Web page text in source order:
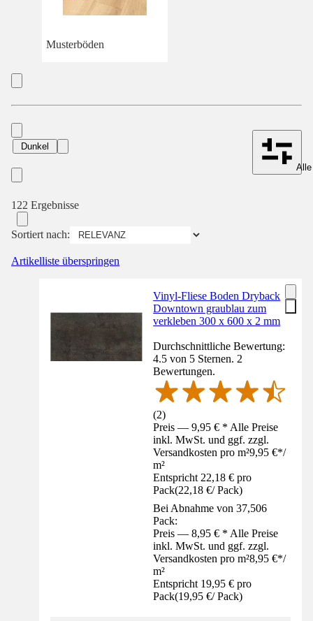
Musterböden
Dunkel
122 Ergebnisse
Sortiert nach:
Artikelliste überspringen
Vinyl-Fliese Boden Dryback
Downtown graublau zum
verkleben 300 x 600 x 2 mm
Durchschnittliche Bewertung:
4.5 von 5 Sternen. 2
Bewertungen.
(2)
Preis — 9,95 € * Alle Preise
inkl. MwSt. und ggf. zzgl.
Versandkosten pro m²9,95 €*/
m²
Entspricht 22,18 € pro
Pack(22,18 €/ Pack)
Bei Abnahme von 37,506
Pack:
Preis — 8,95 € * Alle Preise
inkl. MwSt. und ggf. zzgl.
Versandkosten pro m²8,95 €*/
m²
Entspricht 19,95 € pro
Pack(19,95 €/ Pack)